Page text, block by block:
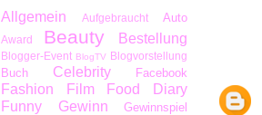
Allgemein Aufgebraucht Auto
Award Beauty Bestellung
Blogger-Event BlogTV Blogvorstellung
Buch Celebrity Facebook
Fashion Film
Food Diary
Funny
Gewinn
Gewinnspiel